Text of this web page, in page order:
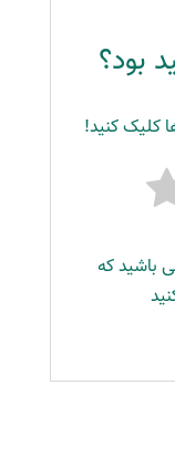
بود؟
کلیک کنید!
باشید که